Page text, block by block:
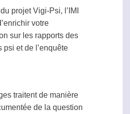
projet Vigi-Psi, l’IMI
votre
sur les rapports des
psi et de l’enquête
traitent de manière
de la question